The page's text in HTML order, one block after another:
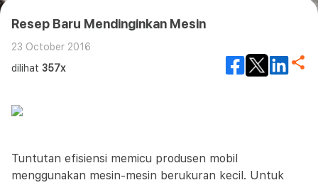
Resep Baru Mendinginkan Mesin
23 October 2016
dilihat 357x
Tuntutan efisiensi memicu produsen mobil
menggunakan mesin-mesin berukuran kecil. Untuk